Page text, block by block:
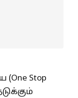
Stop